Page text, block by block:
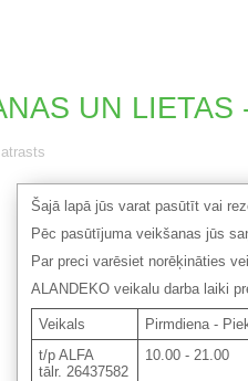
UN LIETAS
Šajā lapā jūs varat pasūtīt vai
Pēc pasūtījuma veikšanas jūs
Par preci varēsiet norēķināties
ALANDEKO veikalu darba laiki
Veikals Pirmdiena -
t/p ALFA
tālr. 26437582
10.00 - 21.00